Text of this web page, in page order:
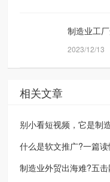
制造业工
2023/12/13
相关文章
别小看短视频，它是制
什么是软文推广?一篇
制造业外贸出海难?五